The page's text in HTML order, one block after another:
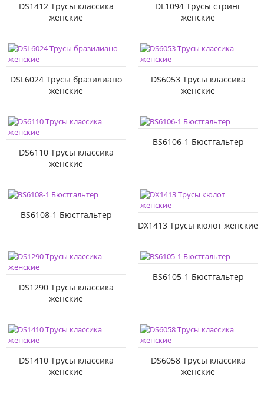
DS1412 Трусы классика
женские
DL1094 Трусы стринг
женские
DSL6024 Трусы бразилиано
женские
DS6053 Трусы классика
женские
DS6110 Трусы классика
женские
BS6106-1 Бюстгальтер
BS6108-1 Бюстгальтер
DX1413 Трусы кюлот женские
DS1290 Трусы классика
женские
BS6105-1 Бюстгальтер
DS1410 Трусы классика
женские
DS6058 Трусы классика
женские